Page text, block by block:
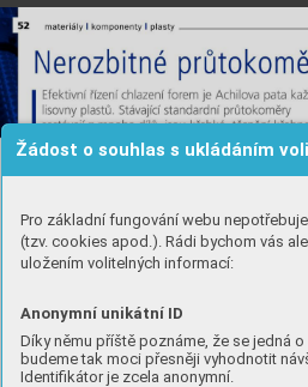
Žádost o souhlas s ukládáním
Pro základní fungování webu
(tzv. cookies apod.). Rádi bychom vás
uložením volitelných informací:
Anonymní unikátní ID
Díky němu příště poznáme, že se jedná o
budeme tak moci přesněji vyhodnotit
Identifikátor je zcela anonymní.